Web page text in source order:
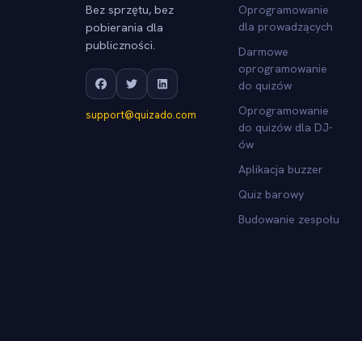
Bez sprzętu, bez
pobierania dla
publiczności.
support@quizado.com
Oprogramowanie
dla prowadzących
Darmowe
oprogramowanie
do quizów
Oprogramowanie
do quizów dla DJ-
ów
Aplikacja buzzer
Quiz barowy
Budowanie zespołu